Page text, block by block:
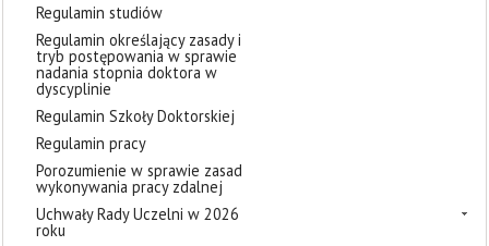
Regulamin studiów
Regulamin określający zasady i
tryb postępowania w sprawie
nadania stopnia doktora w
dyscyplinie
Regulamin Szkoły Doktorskiej
Regulamin pracy
Porozumienie w sprawie zasad
wykonywania pracy zdalnej
Uchwały Rady Uczelni w 2026
roku